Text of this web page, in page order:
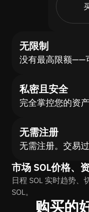
无限制
没有最高限额——
私密且安全
完全掌控您的资
无需注册
无需注册。交易
市场 SOL价格、
日程 SOL 实时趋势、
SOL。
购买的